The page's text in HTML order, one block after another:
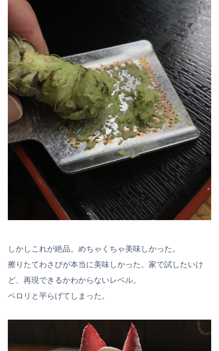
しかしこれが絶品。めちゃくちゃ美味しかった。
擦りたてわさびが本当に美味しかった。家で試したいけ
ど、再現できるかわからないレベル。
ペロリと平らげてしまった。